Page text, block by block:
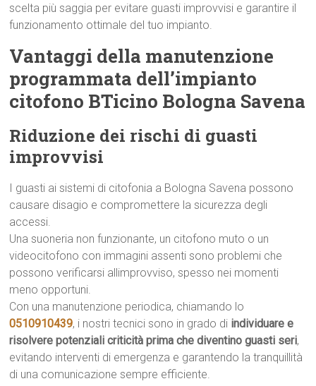
scelta più saggia per evitare guasti improvvisi e garantire il
funzionamento ottimale del tuo impianto.
Vantaggi della manutenzione
programmata dell’impianto
citofono BTicino Bologna Savena
Riduzione dei rischi di guasti
improvvisi
I guasti ai sistemi di citofonia a Bologna Savena possono
causare disagio e compromettere la sicurezza degli
accessi.
Una suoneria non funzionante, un citofono muto o un
videocitofono con immagini assenti sono problemi che
possono verificarsi allimprovviso, spesso nei momenti
meno opportuni.
Con una manutenzione periodica, chiamando lo
0510910439, i nostri tecnici sono in grado di individuare e
risolvere potenziali criticità prima che diventino guasti seri,
evitando interventi di emergenza e garantendo la tranquillità
di una comunicazione sempre efficiente.